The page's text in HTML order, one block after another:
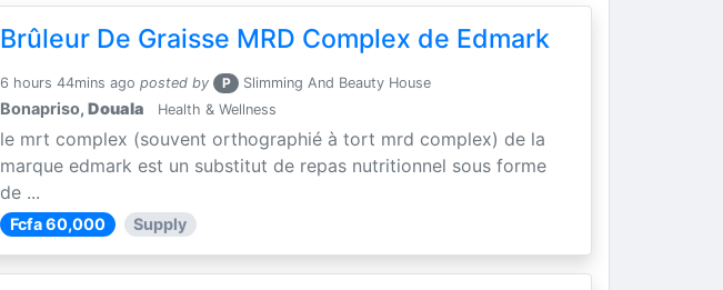
Brûleur De Graisse MRD Complex de Edmark
6 hours 44mins ago posted by P Slimming And Beauty House
Bonapriso,Douala Health & Wellness
le mrt complex (souvent orthographié à tort mrd complex) de la
marque edmark est un substitut de repas nutritionnel sous forme
de ...
Fcfa 60,000 Supply